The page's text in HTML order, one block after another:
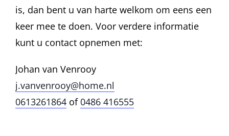
is, dan bent u van harte welkom om eens een
keer mee te doen. Voor verdere informatie
kunt u contact opnemen met:
Johan van Venrooy
j.vanvenrooy@home.nl
0613261864 of 0486 416555